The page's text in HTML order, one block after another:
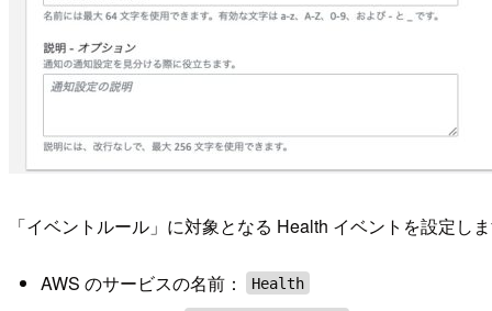
「イベントルール」に対象となる Health イベントを設定し
AWS のサービスの名前： Health